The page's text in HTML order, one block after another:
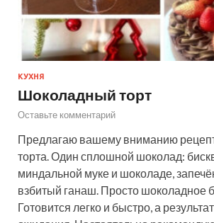
КУХНЯ
Шоколадный торт
Оставьте комментарий
Предлагаю вашему вниманию
торта. Один сплошной шоколад:
миндальной муке и шоколаде,
взбитый ганаш. Просто шоколадное
Готовится легко и быстро, а